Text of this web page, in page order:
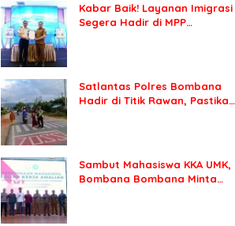
Kabar Baik! Layanan Imigrasi
Segera Hadir di MPP
Satlantas Polres Bombana
Hadir di Titik Rawan, Pastikan
Sambut Mahasiswa KKA UMK,
Bombana Bombana Minta